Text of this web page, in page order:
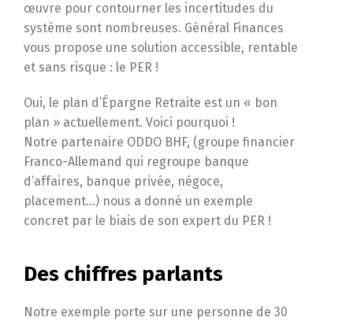
œuvre pour contourner les incertitudes du
système sont nombreuses. Général Finances
vous propose une solution accessible, rentable
et sans risque : le PER !
Oui, le plan d’Épargne Retraite est un « bon
plan » actuellement. Voici pourquoi !
Notre partenaire ODDO BHF, (groupe financier
Franco-Allemand qui regroupe banque
d’affaires, banque privée, négoce,
placement…) nous a donné un exemple
concret par le biais de son expert du PER !
Des chiffres parlants
Notre exemple porte sur une personne de 30